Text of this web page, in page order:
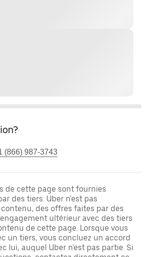
(866) 987-3743
de cette page sont fournies
des tiers. Uber n'est pas
des offres faites par des
ultérieur avec des tiers
de cette page. Lorsque vous
un tiers, vous concluez un accord
lui, auquel Uber n'est pas partie. Si